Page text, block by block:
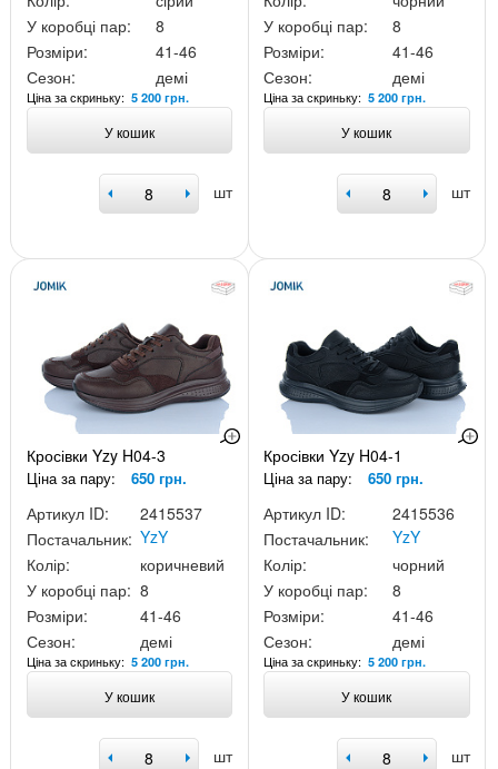
У коробці пар:
8
Розміри:
41-46
Сезон:
демі
Ціна за скриньку: 5 200 грн.
У кошик
шт
У коробці пар:
8
Розміри:
41-46
Сезон:
демі
Ціна за скриньку:5 200 грн.
У кошик
шт
Кросівки Yzy H04-3
Ціна за пару: 650 грн.
Артикул ID:
2415537
Постачальник: YzY
Колір:
коричневий
У коробці пар: 8
Розміри:
41-46
Сезон:
демі
Ціна за скриньку: 5 200 грн.
У кошик
шт
Кросівки Yzy H04-1
Ціна за пару: 650 грн.
Артикул ID:
2415536
Постачальник:
YzY
Колір:
чорний
У коробці пар:
8
Розміри:
41-46
Сезон:
демі
Ціна за скриньку:5 200 грн.
У кошик
шт